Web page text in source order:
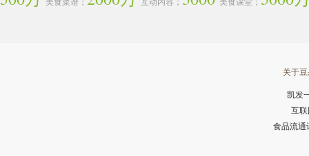
关于
凯发
互
食品流